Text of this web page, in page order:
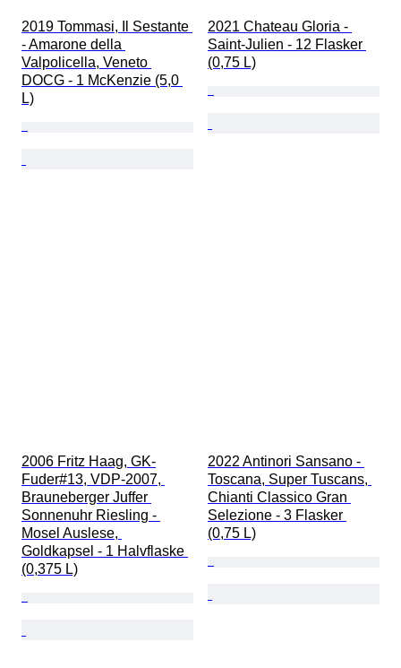
2019 Tommasi, Il Sestante
- Amarone della
Valpolicella, Veneto
DOCG - 1 McKenzie (5,0
L)
2021 Chateau Gloria -
Saint-Julien - 12 Flasker
(0,75 L)
2006 Fritz Haag, GK-
Fuder#13, VDP-2007,
Brauneberger Juffer
Sonnenuhr Riesling -
Mosel Auslese,
Goldkapsel - 1 Halvflaske
(0,375 L)
2022 Antinori Sansano -
Toscana, Super Tuscans,
Chianti Classico Gran
Selezione - 3 Flasker
(0,75 L)